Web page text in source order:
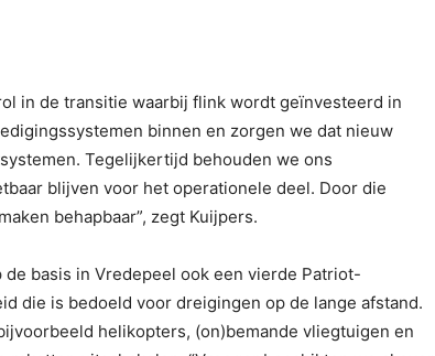
in de transitie waarbij flink wordt geïnvesteerd in
binnen en zorgen we dat nieuw
Tegelijkertijd behouden we ons
blijven voor het operationele deel. Door die
behapbaar”, zegt Kuijpers.
de basis in Vredepeel ook een vierde Patriot-
die is bedoeld voor dreigingen op de lange afstand.
helikopters, (on)bemande vliegtuigen en